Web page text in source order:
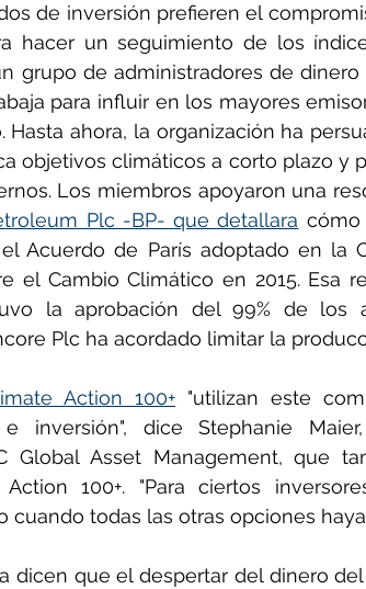
de inversión prefieren el
grupo de administradores de
para influir en los mayores
ahora, la organización ha
objetivos climáticos a corto plazo y
Los miembros apoyaron una
Plc -BP- que detallara cómo
Acuerdo de París adoptado en la
el Cambio Climático en 2015. Esa
la aprobación del 99% de los
Plc ha acordado limitar la
Action 100+ "utilizan este
inversión", dice Stephanie
Global Asset Management, que
100+. "Para ciertos
cuando todas las otras opciones
dicen que el despertar del dinero